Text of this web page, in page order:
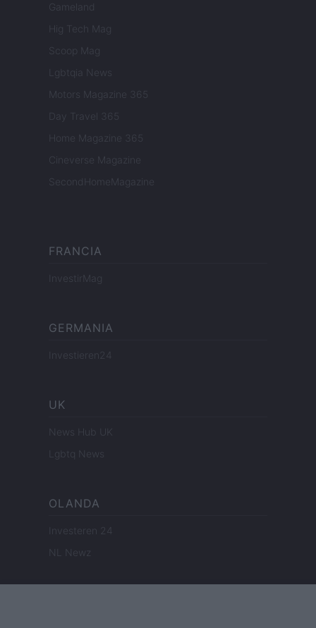
Gameland
Hig Tech Mag
Scoop Mag
Lgbtqia News
Motors Magazine 365
Day Travel 365
Home Magazine 365
Cineverse Magazine
SecondHomeMagazine
FRANCIA
InvestirMag
GERMANIA
Investieren24
UK
News Hub UK
Lgbtq News
OLANDA
Investeren 24
NL Newz